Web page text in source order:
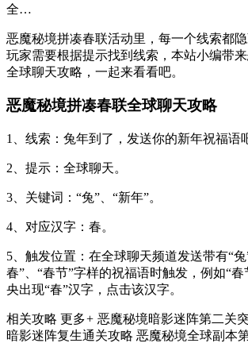
全…
恶魔秘境拼凑春联活动里，每一个线索都隐
玩家需要根据提示找到线索，本站小编带
全球聊天攻略，一起来看看吧。
恶魔秘境拼凑春联全球聊天攻略
1、线索：兔年到了，发送你的新年祝福语
2、提示：全球聊天。
3、关键词：“兔”、“新年”。
4、对应汉字：春。
5、触发位置：在全球聊天频道发送带有“兔
春”、“春节”字样的祝福语时触发，例如“春
央出现“春”汉字，点击该汉字。
相关攻略 更多+ 恶魔秘境暗影迷阵第二关
暗影迷阵复生通关攻略 恶魔秘境全球副本